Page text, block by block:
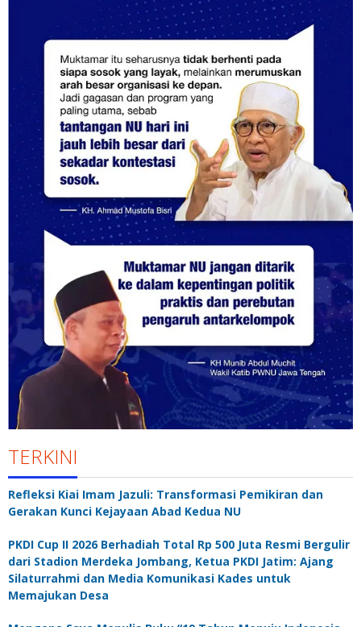
TERKINI
Refleksi Kiai Imam Jazuli: Transformasi Pemikiran dan
Gerakan Kunci Kejayaan Abad Kedua NU
PKDI Cup II 2026 Berhadiah Total Rp 500 Juta Resmi Bergulir
dari Stadion Merdeka Jombang, Ketua PKDI Jatim: Ajang
Silaturrahmi dan Media Komunikasi Kades untuk
Memajukan Desa